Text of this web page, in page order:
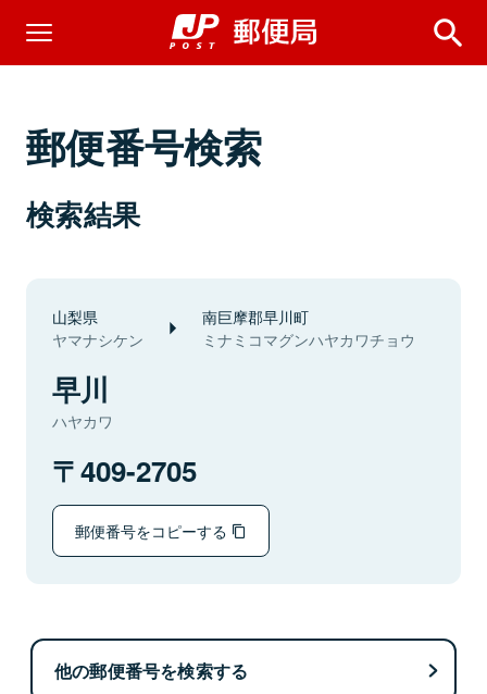
郵便番号検索
検索結果
山梨県
ヤマナシケン
南巨摩郡早川町
ミナミコマグンハヤカワチョウ
早川
ハヤカワ
409-2705
郵便番号をコピーする
他の郵便番号を検索する